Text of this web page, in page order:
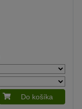
Do košíka